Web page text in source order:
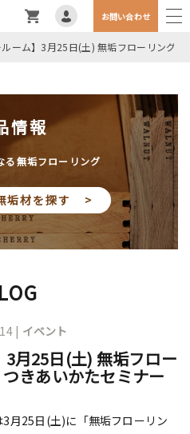
お問い合わせ
ルーム】3月25日(土) 無垢フローリング
情報
る無垢フローリング
垢材を探す >
| イベント
3月25日(土) 無垢フロー
きあいかたセミナー
月25日(土)に「無垢フローリン